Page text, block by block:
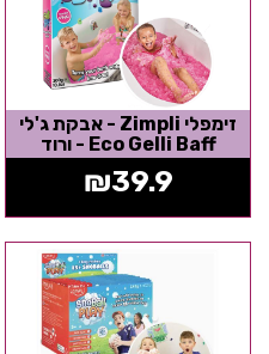
זימפלי Zimpli - אבקת ג'לי
Eco Gelli Baff - ורוד
₪39.9